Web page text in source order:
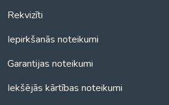
Rekvizīti
Iepirkšanās noteikumi
Garantijas noteikumi
Iekšējās kārtības noteikumi